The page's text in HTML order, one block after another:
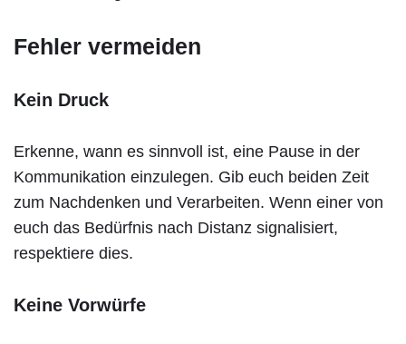
Fehler vermeiden
Kein Druck
Erkenne, wann es sinnvoll ist, eine Pause in der
Kommunikation einzulegen. Gib euch beiden Zeit
zum Nachdenken und Verarbeiten. Wenn einer von
euch das Bedürfnis nach Distanz signalisiert,
respektiere dies.
Keine Vorwürfe